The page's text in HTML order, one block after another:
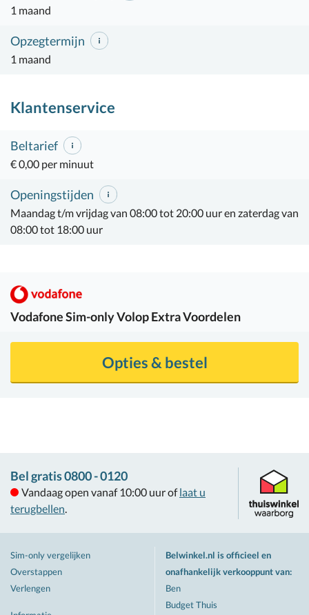
1 maand
Opzegtermijn
1 maand
Klantenservice
Beltarief
€ 0,00 per minuut
Openingstijden
Maandag t/m vrijdag van 08:00 tot 20:00 uur en zaterdag van
08:00 tot 18:00 uur
VodafoneSim-only Volop Extra Voordelen
Opties & bestel
Bel gratis 0800 - 0120
Vandaag open vanaf 10:00 uur of laat u
terugbellen.
Sim-only vergelijken
Overstappen
Verlengen
Belwinkel.nl is officieel en
onafhankelijk verkooppunt van:
Ben
Budget Thuis